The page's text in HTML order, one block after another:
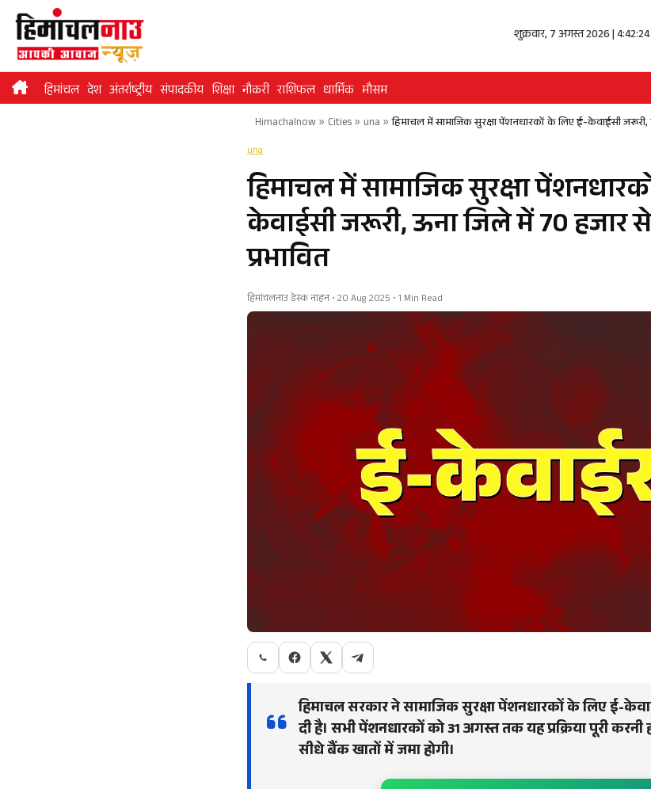
Skip
content
शुक्रवार, 7 अगस्त 2026 |
हिमांचल देश अंतर्राष्ट्रीय संपादकीय शिक्षा नौकरी राशिफल धार्मिक मौसम
Himachalnow» Cities» una » हिमाचल में सामाजिक सुरक्षा पेंशनधारकों के लिए ई-केवाईसी जरूरी,
una
हिमाचल में सामाजिक सुरक्षा
केवाईसी जरूरी, ऊना जिले में 70 हजार
प्रभावित
हिमांचलनाउ डेस्क नाहन • 20 Aug 2025 • 1 Min Read
हिमाचल सरकार ने सामाजिक सुरक्षा पेंशनधारकों के लिए ई-
दी है। सभी पेंशनधारकों को 31 अगस्त तक यह प्रक्रिया पूरी
सीधे बैंक खातों में जमा होगी।